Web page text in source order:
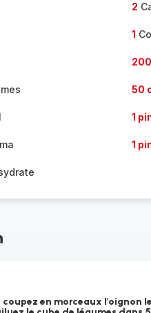
2
1
50
1
1
coupez en morceaux l'oignon